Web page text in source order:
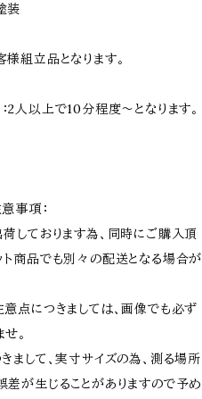
装
組立品となります。
人以上で10分程度〜となります。
事項：
荷しております為、同時にご購入頂
ト商品でも別々の配送となる場合が
意点につきましては、画像でも必ず
。
まして、実寸サイズの為、測る場所
差が生じることがありますので予め